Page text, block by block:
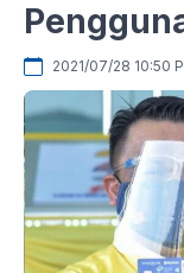
2021/07/28 10:50